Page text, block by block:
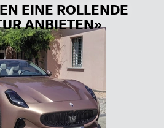
EINE ROLLENDE
ANBIETEN»